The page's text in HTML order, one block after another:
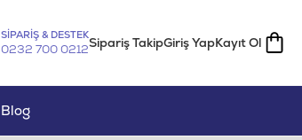
SİPARİŞ & DESTEK
0232 700 0212Sipariş TakipGiriş YapKayıt Ol
Blog